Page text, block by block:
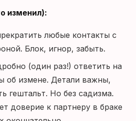
изменил):
любые контакты с
Блок, игнор, забыть.
(один раз!) ответить на
об измене. Детали важны,
гештальт. Но без садизма.
доверие к партнеру в браке